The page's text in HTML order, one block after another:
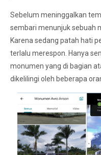
Sebelum meninggalkan
sembari menunjuk sebuah
Karena sedang patah hati
terlalu merespon. Hanya
monumen yang di bagian
dikelilingi oleh beberapa